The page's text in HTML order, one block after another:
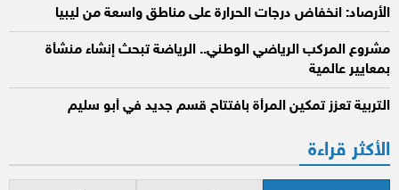
الأرصاد: انخفاض درجات الحرارة على مناطق واسعة من ليبيا
مشروع المركب الرياضي الوطني.. الرياضة تبحث إنشاء منشأة
بمعايير عالمية
التربية تعزز تمكين المرأة بافتتاح قسم جديد في أبو سليم
الأكثر قراءة